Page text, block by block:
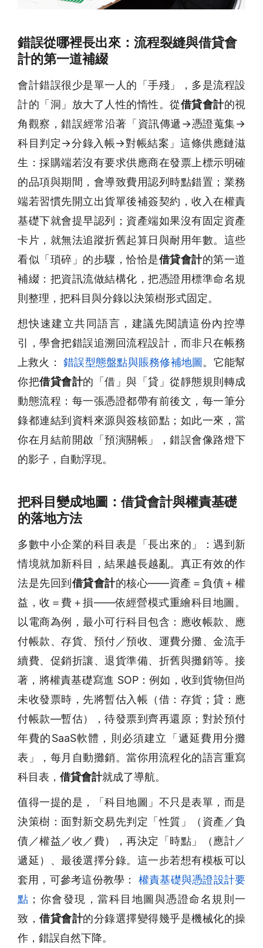
錯誤從哪裡長出來：流程裂縫與借貸會
計的第一道補綴
會計錯誤很少是單一人的「手殘」，多是流程設
計的「洞」放大了人性的惰性。從借貸會計的視
角觀察，錯誤經常沿著「資訊傳遞→憑證蒐集→
科目判定→分錄入帳→對帳結案」這條供應鏈滋
生：採購端若沒有要求供應商在發票上標示明確
的品項與期間，會導致費用認列時點錯置；業務
端若習慣先開立出貨單後補簽契約，收入在權責
基礎下就會提早認列；資產端如果沒有固定資產
卡片，就無法追蹤折舊起算日與耐用年數。這些
看似「瑣碎」的步驟，恰恰是借貸會計的第一道
補綴：把資訊流做結構化，把憑證用標準命名規
則整理，把科目與分錄以決策樹形式固定。
想快速建立共同語言，建議先閱讀這份內控導
引，學會把錯誤追溯回流程設計，而非只在帳務
上救火：
錯誤型態盤點與賬務修補地圖。它能幫
你把借貸會計的「借」與「貸」從靜態規則轉成
動態流程：每一張憑證都帶有前後文，每一筆分
錄都連結到資料來源與簽核節點；如此一來，當
你在月結前開啟「預演關帳」，錯誤會像路燈下
的影子，自動浮現。
把科目變成地圖：借貸會計與權責基礎
的落地方法
多數中小企業的科目表是「長出來的」：遇到新
情境就加新科目，結果越長越亂。真正有效的作
法是先回到 借貸會計的核心——資產＝負債＋權
益，收＝費＋損——依經營模式重繪科目地圖。
以電商為例，最小可行科目包含：應收帳款、應
付帳款、存貨、預付／預收、運費分攤、金流手
續費、促銷折讓、退貨準備、折舊與攤銷等。接
著，將權責基礎寫進 SOP：例如，收到貨物但尚
未收發票時，先將暫估入帳（借：存貨；貸：應
付帳款—暫估），待發票到齊再還原；對於預付
年費的SaaS軟體，則必須建立「遞延費用分攤
表」，每月自動攤銷。當你用流程化的語言重寫
科目表， 借貸會計就成了導航。
值得一提的是，「科目地圖」不只是表單，而是
決策樹：面對新交易先判定「性質」（資產／負
債／權益／收／費），再決定「時點」（應計／
遞延）、最後選擇分錄。這一步若想有模板可以
套用，可參考這份教學：
權責基礎與憑證設計要
點 ；你會發現，當科目地圖與憑證命名規則一
致， 借貸會計的分錄選擇變得幾乎是機械化的操
作，錯誤自然下降。